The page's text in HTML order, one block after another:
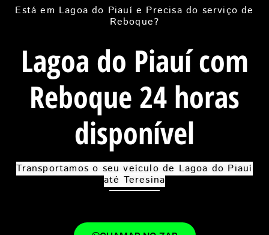
Está em Lagoa do Piauí e Precisa do serviço de
Reboque?
Lagoa do Piauí com
Reboque 24 horas
disponível
Transportamos o seu veículo de Lagoa do Piauí
até Teresina